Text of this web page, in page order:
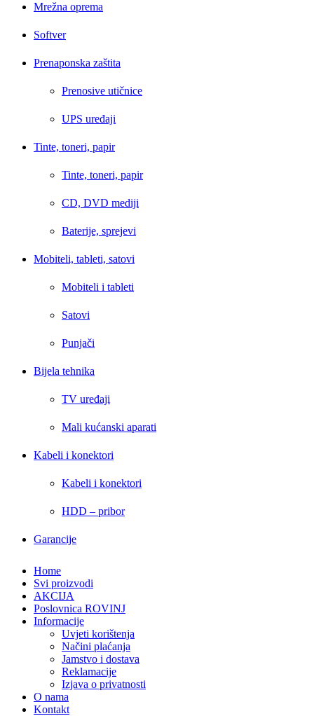
Mrežna oprema
Softver
Prenaponska zaštita
Prenosive utičnice
UPS uređaji
Tinte, toneri, papir
Tinte, toneri, papir
CD, DVD mediji
Baterije, sprejevi
Mobiteli, tableti, satovi
Mobiteli i tableti
Satovi
Punjači
Bijela tehnika
TV uređaji
Mali kućanski aparati
Kabeli i konektori
Kabeli i konektori
HDD – pribor
Garancije
Home
Svi proizvodi
AKCIJA
Poslovnica ROVINJ
Informacije
Uvjeti korištenja
Načini plaćanja
Jamstvo i dostava
Reklamacije
Izjava o privatnosti
O nama
Kontakt